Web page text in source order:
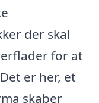
der skal
for at
er her, et
skaber